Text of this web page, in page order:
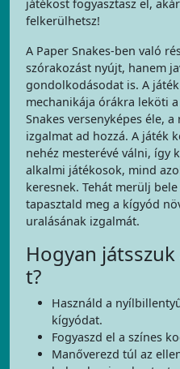
játékost fogyasztasz el,
felkerülhetsz!
A Paper Snakes-ben való
szórakozást nyújt, hanem
gondolkodásodat is. A
mechanikája órákra leköti
Snakes versenyképes éle,
izgalmat ad hozzá. A játék
nehéz mesterévé válni, így
alkalmi játékosok, mind
keresnek. Tehát merülj
tapasztald meg a kígyód
uralásának izgalmát.
Hogyan
t?
Használd a
kígyódat.
Fogyaszd el a színes
Manőverezd túl az